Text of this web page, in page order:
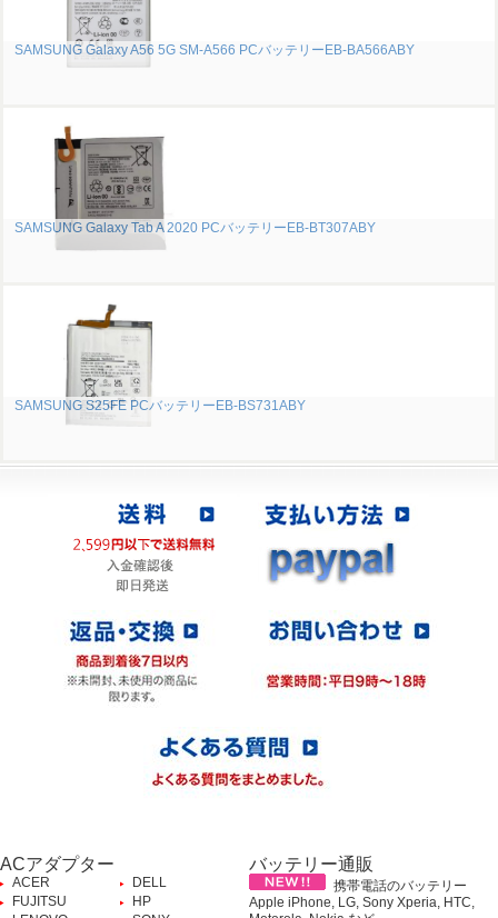
SAMSUNG Galaxy A56 5G SM-A566 PCバッテリーEB-BA566ABY
SAMSUNG Galaxy Tab A 2020 PCバッテリーEB-BT307ABY
SAMSUNG S25FE PCバッテリーEB-BS731ABY
ACアダプター
ACER
DELL
FUJITSU
HP
バッテリー通販
携帯電話のバッテリー
Apple iPhone, LG, Sony Xperia, HTC,